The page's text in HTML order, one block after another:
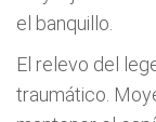
el banquillo.
El relevo del
traumático.